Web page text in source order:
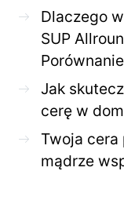
Dlaczego
SUP
Porównanie
Jak
cerę w
Twoja cera
mądrze